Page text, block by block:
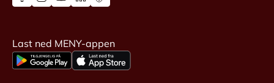
Last ned MENY-appen